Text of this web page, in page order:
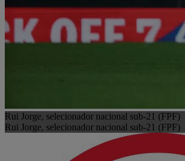
Rui Jorge, selecionador nacional sub-21 (FPF)
Rui Jorge, selecionador nacional sub-21 (FPF)